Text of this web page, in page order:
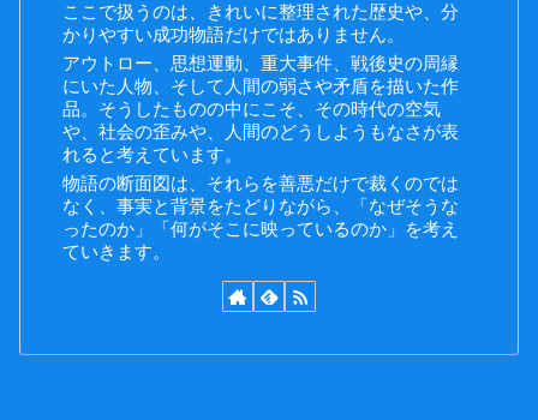
ここで扱うのは、きれいに整理された歴史や、分
かりやすい成功物語だけではありません。
アウトロー、思想運動、重大事件、戦後史の周縁
にいた人物、そして人間の弱さや矛盾を描いた作
品。そうしたものの中にこそ、その時代の空気
や、社会の歪みや、人間のどうしようもなさが表
れると考えています。
物語の断面図は、それらを善悪だけで裁くのでは
なく、事実と背景をたどりながら、「なぜそうな
ったのか」「何がそこに映っているのか」を考え
ていきます。